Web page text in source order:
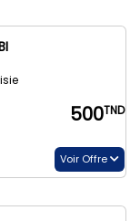
500TND
Voir Offre